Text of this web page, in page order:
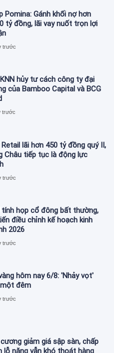
Pomina: Gánh khối nợ hơn
tỷ đồng, lãi vay nuốt trọn lợi
trước
hủy tư cách công ty đại
của Bamboo Capital và BCG
trước
Retail lãi hơn 450 tỷ đồng quý II,
Châu tiếp tục là động lực
trước
tính họp cổ đông bất thường,
điều chỉnh kế hoạch kinh
2026
trước
hôm nay 6/8: 'Nhảy vọt'
đêm
trước
giảm giá sập sàn, chấp
lỗ nặng vẫn khó thoát hàng